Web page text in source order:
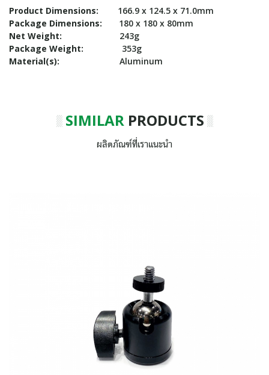
Product Dimensions:
166.9 x 124.5 x 71.0mm
Package Dimensions:
180 x 180 x 80mm
Net Weight: 243g
Package Weight:
353g
Material(s):
Aluminum
SIMILARPRODUCTS
ผลิตภัณฑ์ที่เราแนะนำ